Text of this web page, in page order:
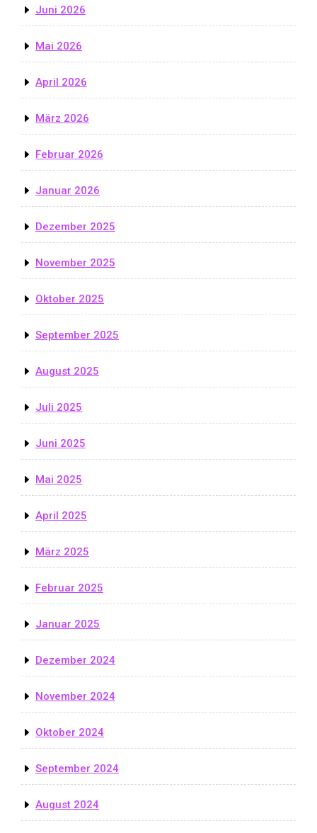
Juni 2026
Mai 2026
April 2026
März 2026
Februar 2026
Januar 2026
Dezember 2025
November 2025
Oktober 2025
September 2025
August 2025
Juli 2025
Juni 2025
Mai 2025
April 2025
März 2025
Februar 2025
Januar 2025
Dezember 2024
November 2024
Oktober 2024
September 2024
August 2024